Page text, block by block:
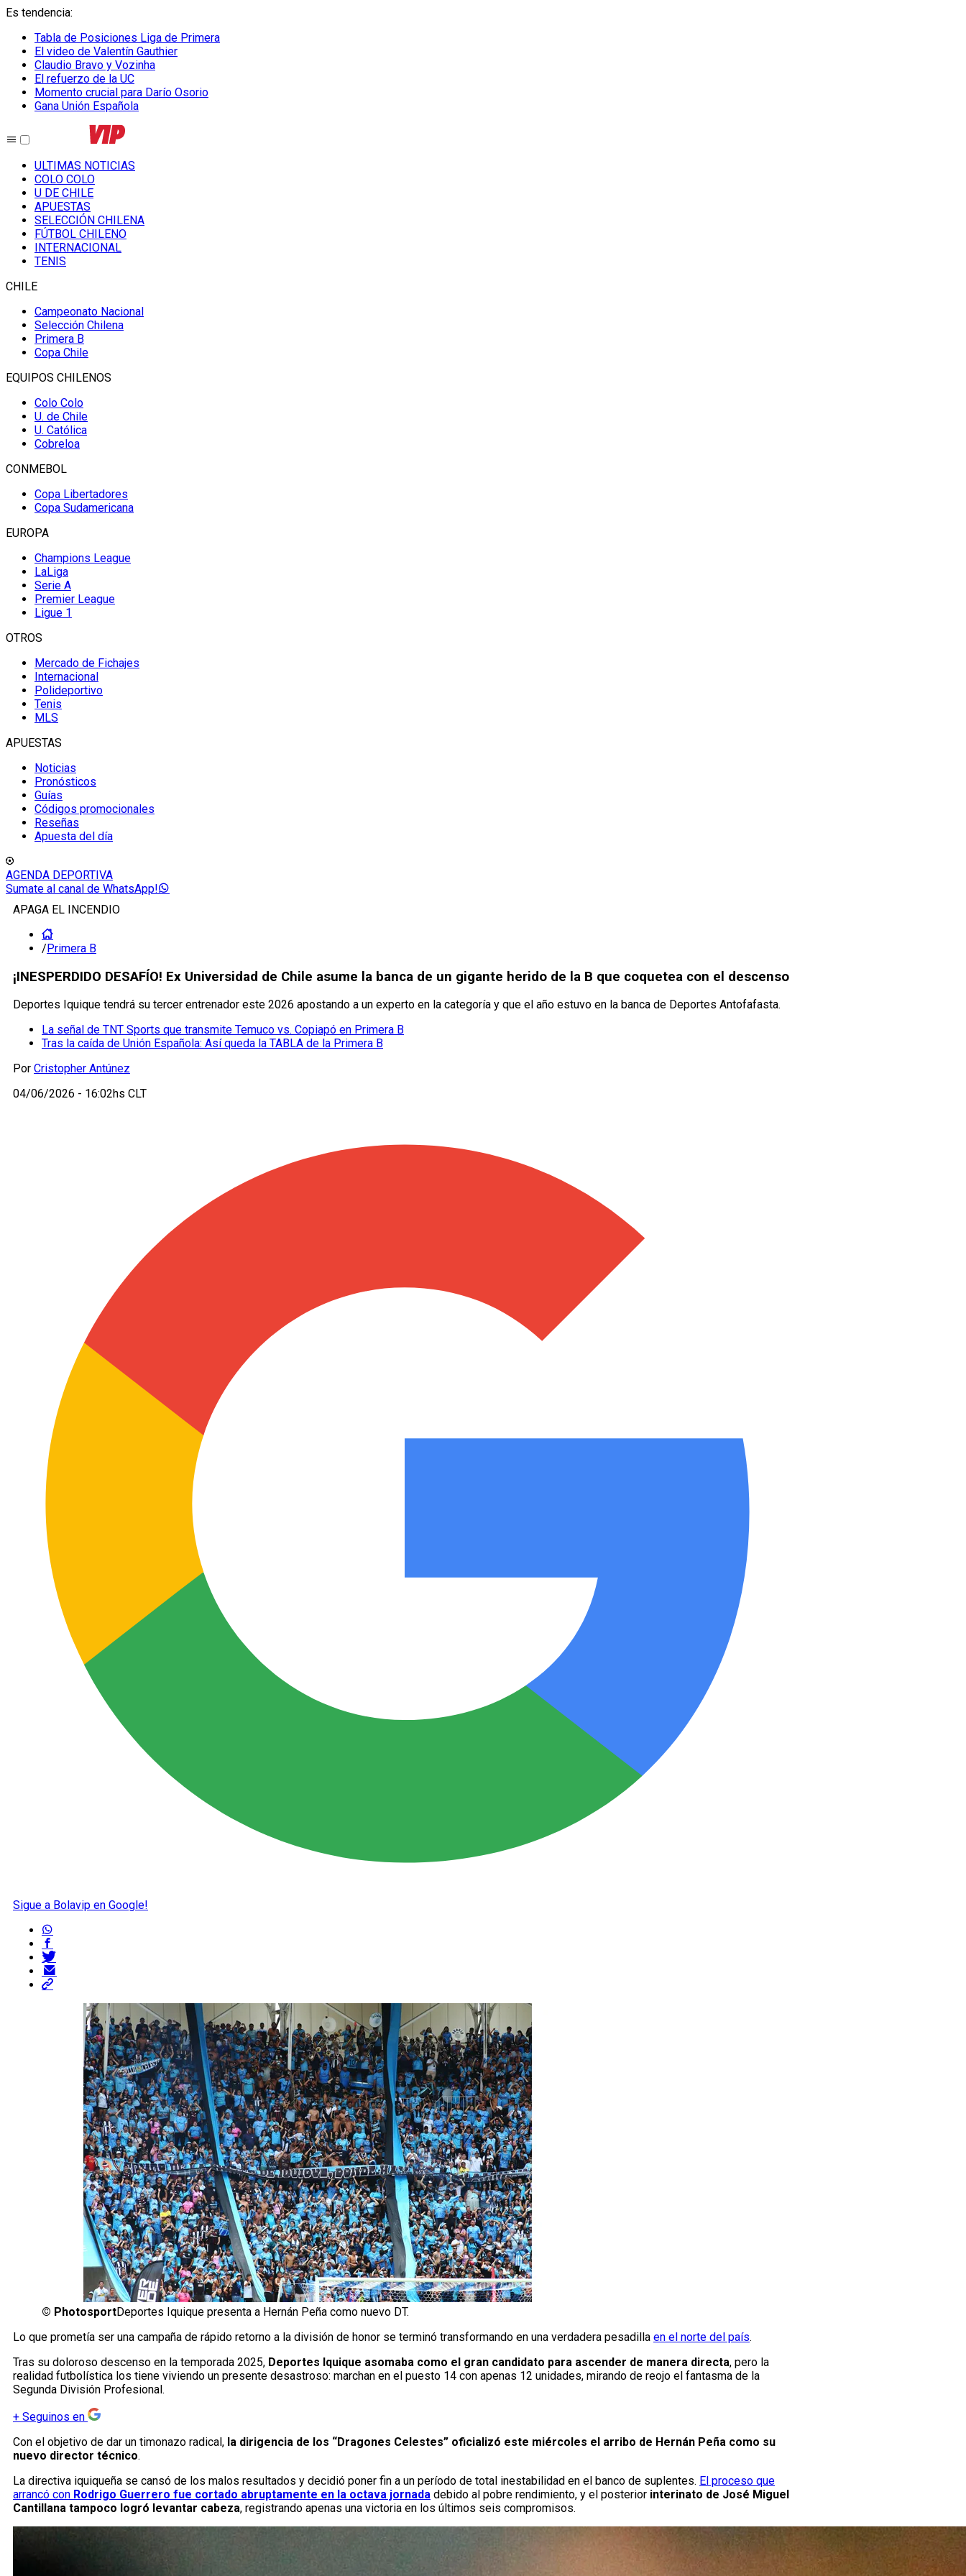
Es tendencia:
Tabla de Posiciones Liga de Primera
El video de Valentín Gauthier
Claudio Bravo y Vozinha
El refuerzo de la UC
Momento crucial para Darío Osorio
Gana Unión Española
ULTIMAS NOTICIAS
COLO COLO
U DE CHILE
APUESTAS
SELECCIÓN CHILENA
FÚTBOL CHILENO
INTERNACIONAL
TENIS
CHILE
Campeonato Nacional
Selección Chilena
Primera B
Copa Chile
EQUIPOS CHILENOS
Colo Colo
U. de Chile
U. Católica
Cobreloa
CONMEBOL
Copa Libertadores
Copa Sudamericana
EUROPA
Champions League
LaLiga
Serie A
Premier League
Ligue 1
OTROS
Mercado de Fichajes
Internacional
Polideportivo
Tenis
MLS
APUESTAS
Noticias
Pronósticos
Guías
Códigos promocionales
Reseñas
Apuesta del día
AGENDA DEPORTIVA
Sumate al canal de WhatsApp!
APAGA EL INCENDIO
/Primera B
¡INESPERDIDO DESAFÍO! Ex Universidad de Chile asume la banca de un gigante herido de la B que coquetea con el descenso
Deportes Iquique tendrá su tercer entrenador este 2026 apostando a un experto en la categoría y que el año estuvo en la banca de Deportes Antofafasta.
La señal de TNT Sports que transmite Temuco vs. Copiapó en Primera B
Tras la caída de Unión Española: Así queda la TABLA de la Primera B
Por Cristopher Antúnez
04/06/2026 - 16:02hs CLT
Sigue a Bolavip en Google!
© PhotosportDeportes Iquique presenta a Hernán Peña como nuevo DT.
Lo que prometía ser una campaña de rápido retorno a la división de honor se terminó transformando en una verdadera pesadilla en el norte del país.
Tras su doloroso descenso en la temporada 2025, Deportes Iquique asomaba como el gran candidato para ascender de manera directa, pero la
realidad futbolística los tiene viviendo un presente desastroso: marchan en el puesto 14 con apenas 12 unidades, mirando de reojo el fantasma de la
Segunda División Profesional.
+ Seguinos en
Con el objetivo de dar un timonazo radical, la dirigencia de los “Dragones Celestes” oficializó este miércoles el arribo de Hernán Peña como su
nuevo director técnico.
La directiva iquiqueña se cansó de los malos resultados y decidió poner fin a un período de total inestabilidad en el banco de suplentes. El proceso que
arrancó con Rodrigo Guerrero fue cortado abruptamente en la octava jornada debido al pobre rendimiento, y el posterior interinato de José Miguel
Cantillana tampoco logró levantar cabeza, registrando apenas una victoria en los últimos seis compromisos.